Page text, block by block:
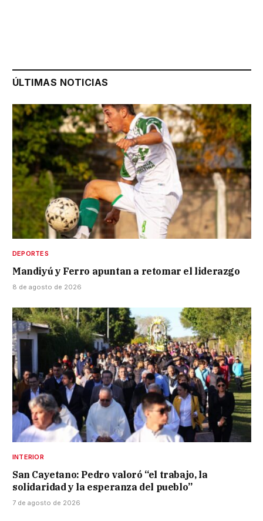
ÚLTIMAS NOTICIAS
DEPORTES
Mandiyú y Ferro apuntan a retomar el liderazgo
8 de agosto de 2026
INTERIOR
San Cayetano: Pedro valoró “el trabajo, la
solidaridad y la esperanza del pueblo”
7 de agosto de 2026